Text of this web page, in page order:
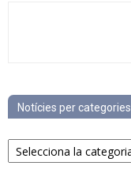
Notícies per categories
Notícies
per